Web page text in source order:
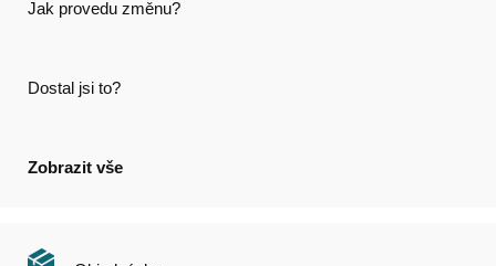
Jak provedu změnu?
Dostal jsi to?
Zobrazit vše